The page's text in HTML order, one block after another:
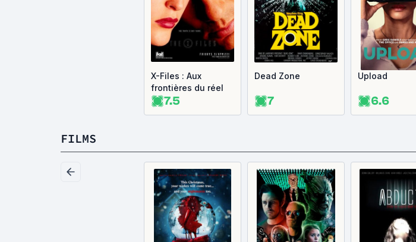
X-Files : Aux
frontières du réel
7.5
Dead Zone
7
Upload
6.6
FILMS